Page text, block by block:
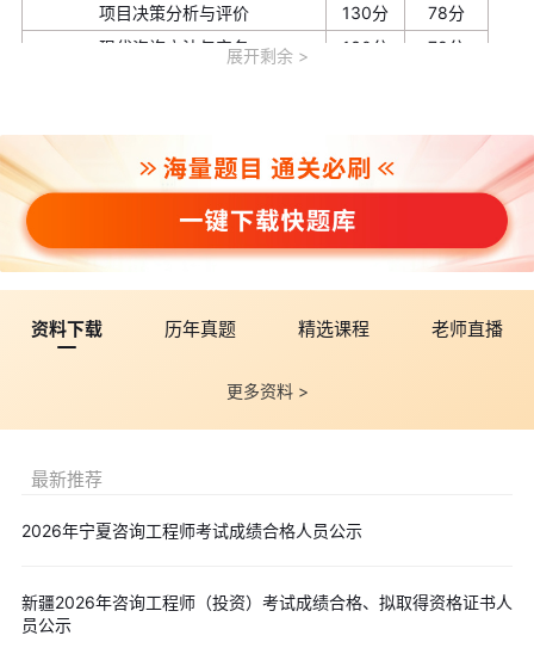
项目决策分析与评价
130分
78分
现代咨询方法与实务
130分
78分
咨询工程师考试难度​​中等偏上​​，通过率通常在​​30%-40%​​ 之
间。考试内容涵盖宏观经济政策、工程项目管理、决策分析等多个
专业领域，要求考生既具备扎实的理论基础，又要有一定的实践应
用能力。《现代咨询方法与实务》通常被认为是难度最大的科目，
涉及大量案例分析，需要重点准备。
2. 制定科学备考计划
高效的备考需要系统规划，建议分为三个阶段：
​​基础期（1-2个月）​​：通读教材，构建知识框架，理解基本概念
难点。
​​冲刺期（考前2-3周）​​：模拟实战，查漏补缺，适应考试节奏。
6小时​​。
3. 选用合适学习资料
展开剩余
资料下载 历年真题 精选课程 老师直播
更多资料 >
最新推荐
2026年宁夏咨询工程师考试成绩合格人员公示
新疆2026年咨询工程师（投资）考试成绩合格、拟取得资格证书人
员公示